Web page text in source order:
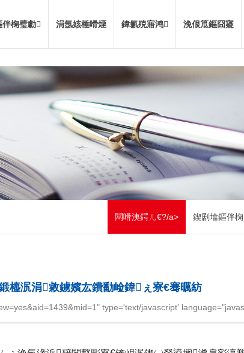
伴椈璧勮 涓氬姟棰嗗煙 鍏氱殑寤鸿 浼佷笟鏂囧寲
闆嗗洟鍔ㄦ€?/a> 鍥剧墖鏂伴椈
橀泦涓敹鐪嬪厷鐨勫崄鍏ぇ寮€骞曞紡
type='text/javascript'